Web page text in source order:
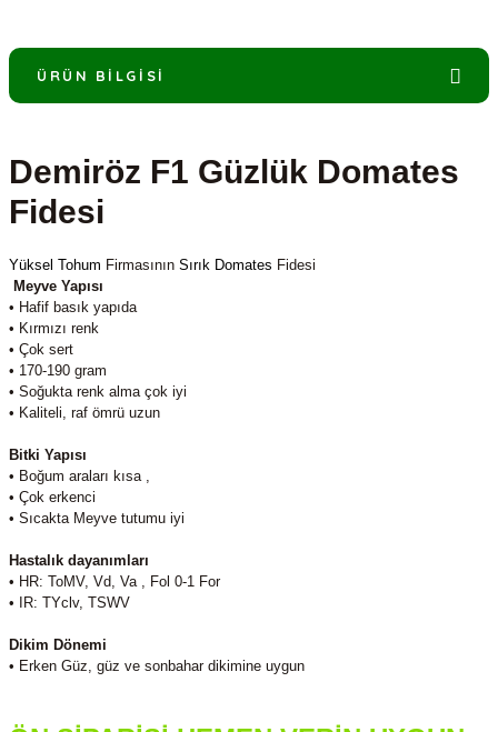
ÜRÜN BILGISI
Demiröz F1 Güzlük Domates
Fidesi
Yüksel Tohum Firmasının Sırık Domates Fidesi
Meyve Yapısı
• Hafif basık yapıda
• Kırmızı renk
• Çok sert
• 170-190 gram
• Soğukta renk alma çok iyi
• Kaliteli, raf ömrü uzun
Bitki Yapısı
• Boğum araları kısa ,
• Çok erkenci
• Sıcakta Meyve tutumu iyi
Hastalık dayanımları
• HR: ToMV, Vd, Va , Fol 0-1 For
• IR: TYclv, TSWV
Dikim Dönemi
• Erken Güz, güz ve sonbahar dikimine uygun